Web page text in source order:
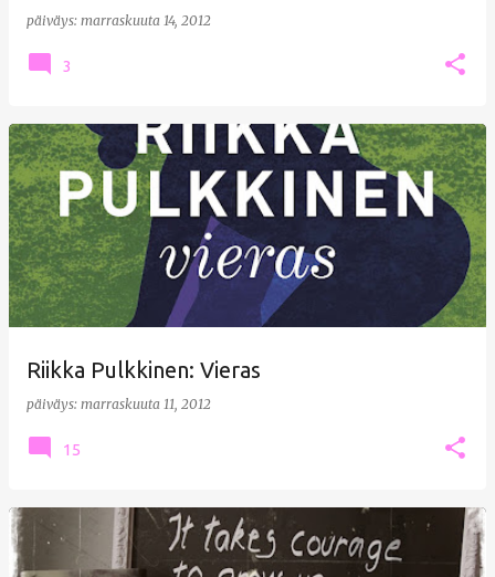
päiväys: marraskuuta 14, 2012
3
Riikka Pulkkinen: Vieras
päiväys: marraskuuta 11, 2012
15